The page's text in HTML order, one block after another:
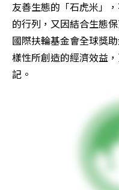
友善生態的「石虎米」
的行列，又因結合生態
國際扶輪基金會全球獎
樣性所創造的經濟效益
記。